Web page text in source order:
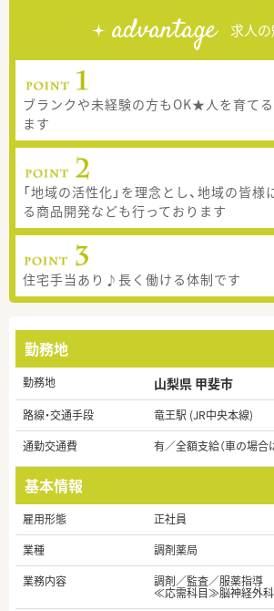
advantage 求人
ブランクや未経験の方もOK★人を育て
ます
「地域の活性化」を理念とし、地域の皆
る商品開発なども行っております
住宅手当あり♪長く働ける体制です
勤務地
勤務地 山梨県 甲斐市
路線・交通手段
竜王駅 (JR中央本線)
通勤交通費
有／全額支給（車の場合
基本情報
雇用形態
正社員
業種
調剤薬局
業務内容
調剤／監査／服薬指導
≪応需科目≫脳神経外科